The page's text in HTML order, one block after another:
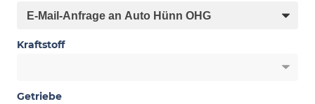
Kraftstoff
Getriebe